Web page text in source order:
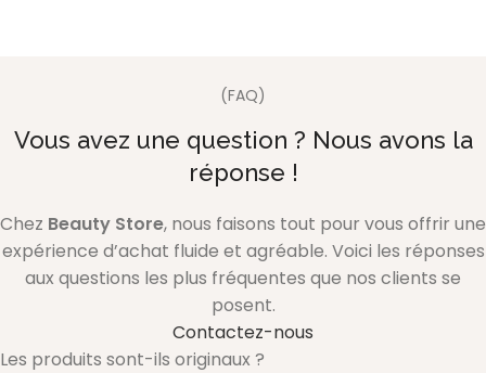
(FAQ)
Vous avez une question ? Nous avons la
réponse !
Chez Beauty Store, nous faisons tout pour vous offrir une
expérience d’achat fluide et agréable. Voici les réponses
aux questions les plus fréquentes que nos clients se
posent.
Contactez-nous
Les produits sont-ils originaux ?